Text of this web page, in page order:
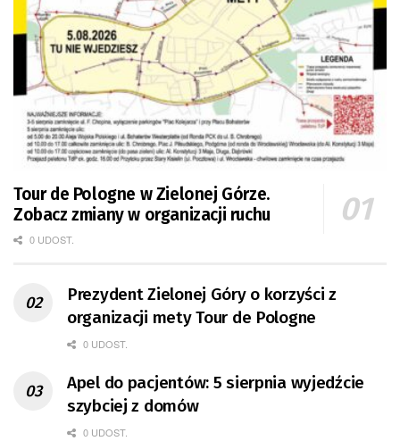
Tour de Pologne w Zielonej Górze.
Zobacz zmiany w organizacji ruchu
0 UDOST.
Prezydent Zielonej Góry o korzyści z
organizacji mety Tour de Pologne
0 UDOST.
Apel do pacjentów: 5 sierpnia wyjedźcie
szybciej z domów
0 UDOST.